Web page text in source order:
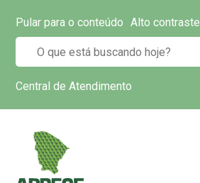
Pular para o conteúdo Alto contraste
Central de Atendimento